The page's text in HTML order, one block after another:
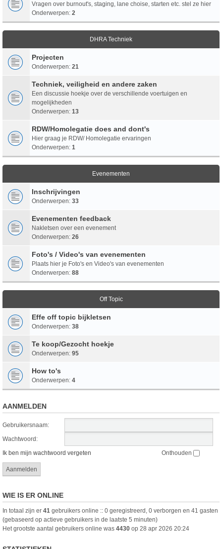
Vragen over burnout's, staging, lane choise, starten etc. stel ze hier
Onderwerpen: 2
DHRA Techniek
Projecten
Onderwerpen: 21
Techniek, veiligheid en andere zaken
Een discussie hoekje over de verschillende voertuigen en
mogelijkheden
Onderwerpen: 13
RDW/Homolegatie does and dont's
Hier graag je RDW/ Homolegatie ervaringen
Onderwerpen: 1
Evenementen
Inschrijvingen
Onderwerpen: 33
Evenementen feedback
Nakletsen over een evenement
Onderwerpen: 26
Foto's / Video's van evenementen
Plaats hier je Foto's en Video's van evenementen
Onderwerpen: 88
Off Topic
Effe off topic bijkletsen
Onderwerpen: 38
Te koop/Gezocht hoekje
Onderwerpen: 95
How to's
Onderwerpen: 4
AANMELDEN
Gebruikersnaam:
Wachtwoord:
Ik ben mijn wachtwoord vergeten
Onthouden
WIE IS ER ONLINE
In totaal zijn er 41 gebruikers online :: 0 geregistreerd, 0 verborgen en 41 gasten
(gebaseerd op actieve gebruikers in de laatste 5 minuten)
Het grootste aantal gebruikers online was 4430 op 28 apr 2026 20:24